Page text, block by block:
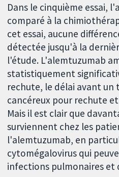
Dans le cinquième essai,
comparé à la
cet essai, aucune
détectée jusqu'à la
l'étude. L'alemtuzumab
statistiquement
rechute, le délai avant
cancéreux pour rechute
Mais il est clair que
surviennent chez les
l'alemtuzumab, en
cytomégalovirus qui
infections pulmonaires et